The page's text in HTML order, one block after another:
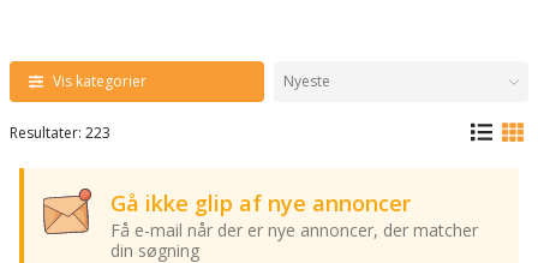
Vis kategorier
Resultater: 223
Gå ikke glip af nye annoncer
Få e-mail når der er nye annoncer, der matcher
din søgning